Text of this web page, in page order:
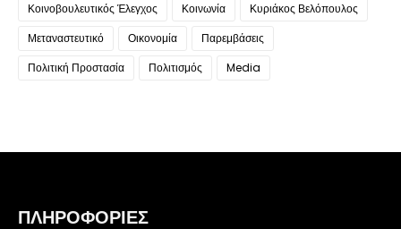
Κοινοβουλευτικός Έλεγχος
Κοινωνία
Κυριάκος Βελόπουλος
Μεταναστευτικό
Οικονομία
Παρεμβάσεις
Πολιτική Προστασία
Πολιτισμός Media
ΠΛΗΡΟΦΟΡΙΕΣ